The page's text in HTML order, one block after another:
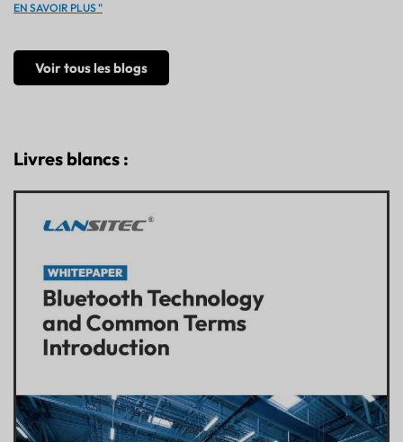
EN SAVOIR PLUS "
Voir tous les blogs
Livres blancs :